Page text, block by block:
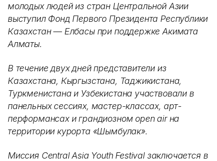
молодых людей из стран Центральной Азии
выступил Фонд Первого Президента Республики
Казахстан— Елбасы при поддержке Акимата
Алматы.
В течение двух дней представители из
Казахстана, Кыргызстана, Таджикистана,
Туркменистана и Узбекистана участвовали в
панельных сессиях, мастер-классах, арт-
перформансах и грандиозном open air на
территории курорта «Шымбулак».
Миссия Central Asia Youth Festival заключается в